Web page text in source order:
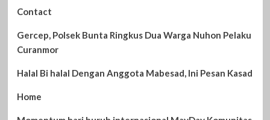
Contact
Gercep, Polsek Bunta Ringkus Dua Warga Nuhon Pelaku
Curanmor
Halal Bi halal Dengan Anggota Mabesad, Ini Pesan Kasad
Home